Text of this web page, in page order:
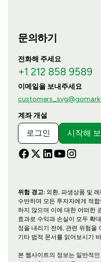
문의하기
전화해 주세요
+1 212 858 9589
이메일을 보내주세요
계좌 개설
로그인 시작해
위험 경고:외환, 파생상품 및
수반하며 모든 투자자에게 적
하지 않으며 이에 대한 어떠한
효과로 수익과 손실이 모두 확
정을 내리기 전에, 관련 위험을
기타 법적 문서를 읽어보시기
본 웹사이트의 정보는 일반적